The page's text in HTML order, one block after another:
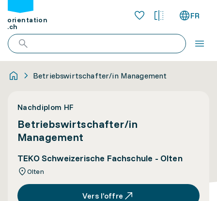
orientation
.ch
FR
Betriebswirtschafter/in Management
Nachdiplom HF
Betriebswirtschafter/in
Management
TEKO Schweizerische Fachschule - Olten
Olten
Vers l’offre